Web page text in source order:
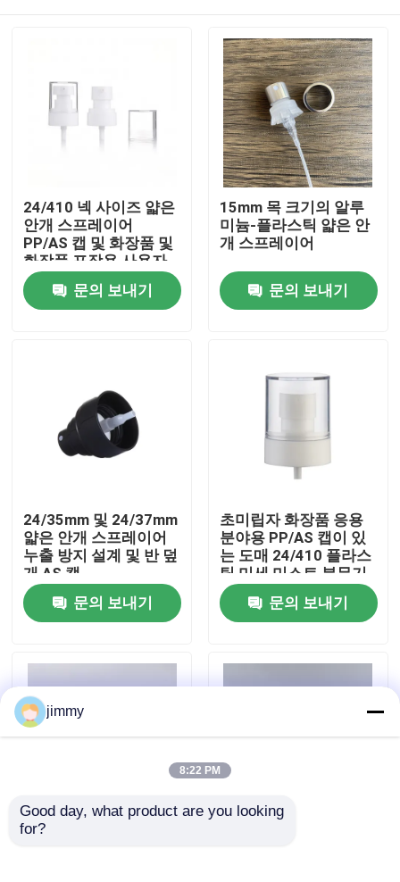
우리에 대하여
공장 여행
연락주세요
경우
24/410 넥 사이즈 얇은
안개 스프레이어
PP/AS 캡 및 화장품 및
화장품 포장용 사용자
지정 색상
문의 보내기
15mm 목 크기의 알루
미늄-플라스틱 얇은 안
개 스프레이어
문의 보내기
24/35mm 및 24/37mm
얇은 안개 스프레이어
누출 방지 설계 및 반 덮
개 AS 캡
문의 보내기
초미립자 화장품 응용
분야용 PP/AS 캡이 있
는 도매 24/410 플라스
틱 미세 미스트 분무기
문의 보내기
24/37mm AS 반캡 화
jimmy
8:22 PM
Good day, what product are you looking
for?